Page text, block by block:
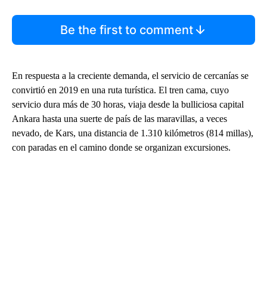
Be the first to comment
En respuesta a la creciente demanda, el servicio de cercanías se
convirtió en 2019 en una ruta turística. El tren cama, cuyo
servicio dura más de 30 horas, viaja desde la bulliciosa capital
Ankara hasta una suerte de país de las maravillas, a veces
nevado, de Kars, una distancia de 1.310 kilómetros (814 millas),
con paradas en el camino donde se organizan excursiones.